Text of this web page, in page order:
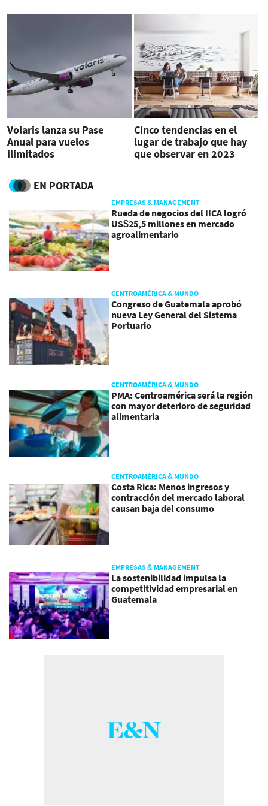
Volaris lanza su Pase
Anual para vuelos
ilimitados
Cinco tendencias en el
lugar de trabajo que hay
que observar en 2023
EN PORTADA
EMPRESAS & MANAGEMENT
Rueda de negocios del IICA logró
US$25,5 millones en mercado
agroalimentario
CENTROAMÉRICA & MUNDO
Congreso de Guatemala aprobó
nueva Ley General del Sistema
Portuario
CENTROAMÉRICA & MUNDO
PMA: Centroamérica será la región
con mayor deterioro de seguridad
alimentaria
CENTROAMÉRICA & MUNDO
Costa Rica: Menos ingresos y
contracción del mercado laboral
causan baja del consumo
EMPRESAS & MANAGEMENT
La sostenibilidad impulsa la
competitividad empresarial en
Guatemala